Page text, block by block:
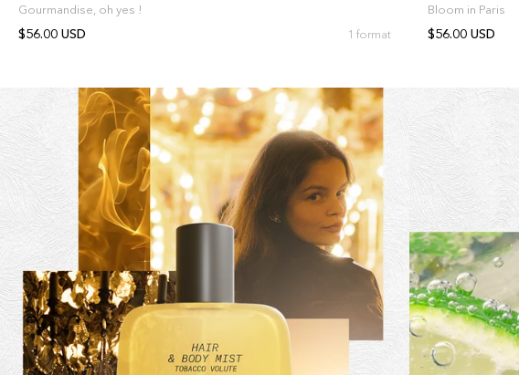
Gourmandise, oh yes !
$56.00 USD 1 format
Bloom in Paris
$56.00 USD